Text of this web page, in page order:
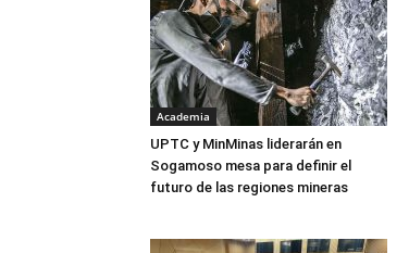
Academia
UPTC y MinMinas liderarán en
Sogamoso mesa para definir el
futuro de las regiones mineras